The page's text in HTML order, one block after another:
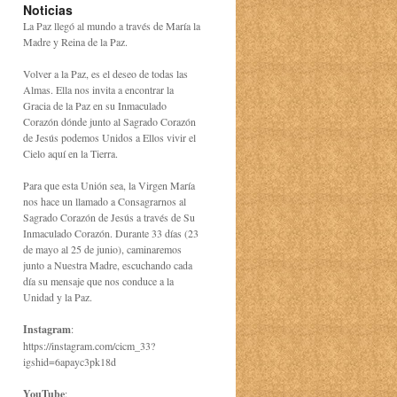
Noticias
La Paz llegó al mundo a través de María la
Madre y Reina de la Paz.
Volver a la Paz, es el deseo de todas las
Almas. Ella nos invita a encontrar la
Gracia de la Paz en su Inmaculado
Corazón dónde junto al Sagrado Corazón
de Jesús podemos Unidos a Ellos vivir el
Cielo aquí en la Tierra.
Para que esta Unión sea, la Virgen María
nos hace un llamado a Consagrarnos al
Sagrado Corazón de Jesús a través de Su
Inmaculado Corazón. Durante 33 días (23
de mayo al 25 de junio), caminaremos
junto a Nuestra Madre, escuchando cada
día su mensaje que nos conduce a la
Unidad y la Paz.
Instagram:
https://instagram.com/cicm_33?
igshid=6apayc3pk18d
: